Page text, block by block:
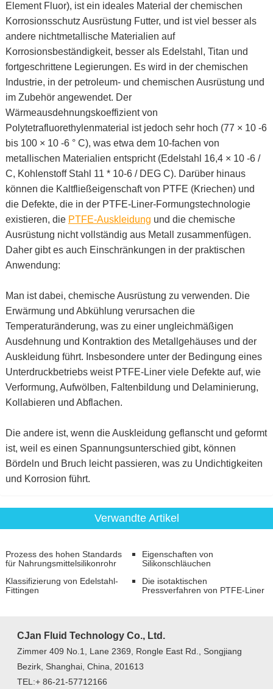
Element Fluor), ist ein ideales Material der chemischen
Korrosionsschutz Ausrüstung Futter, und ist viel besser als
andere nichtmetallische Materialien auf
Korrosionsbeständigkeit, besser als Edelstahl, Titan und
fortgeschrittene Legierungen. Es wird in der chemischen
Industrie, in der petroleum- und chemischen Ausrüstung und
im Zubehör angewendet. Der
Wärmeausdehnungskoeffizient von
Polytetrafluorethylenmaterial ist jedoch sehr hoch (77 × 10 -6
bis 100 × 10 -6 ° C), was etwa dem 10-fachen von
metallischen Materialien entspricht (Edelstahl 16,4 × 10 -6 /
C, Kohlenstoff Stahl 11 * 10-6 / DEG C). Darüber hinaus
können die Kaltfließeigenschaft von PTFE (Kriechen) und
die Defekte, die in der PTFE-Liner-Formungstechnologie
existieren, die PTFE-Auskleidung und die chemische
Ausrüstung nicht vollständig aus Metall zusammenfügen.
Daher gibt es auch Einschränkungen in der praktischen
Anwendung:
Man ist dabei, chemische Ausrüstung zu verwenden. Die
Erwärmung und Abkühlung verursachen die
Temperaturänderung, was zu einer ungleichmäßigen
Ausdehnung und Kontraktion des Metallgehäuses und der
Auskleidung führt. Insbesondere unter der Bedingung eines
Unterdruckbetriebs weist PTFE-Liner viele Defekte auf, wie
Verformung, Aufwölben, Faltenbildung und Delaminierung,
Kollabieren und Abflachen.
Die andere ist, wenn die Auskleidung geflanscht und geformt
ist, weil es einen Spannungsunterschied gibt, können
Bördeln und Bruch leicht passieren, was zu Undichtigkeiten
und Korrosion führt.
Verwandte Artikel
Prozess des hohen Standards
für Nahrungsmittelsilikonrohr
Eigenschaften von
Silikonschläuchen
Klassifizierung von Edelstahl-
Fittingen
Die isotaktischen
Pressverfahren von PTFE-Liner
CJan Fluid Technology Co., Ltd.
Zimmer 409 No.1, Lane 2369, Rongle East Rd., Songjiang
Bezirk, Shanghai, China, 201613
TEL:+ 86-21-57712166